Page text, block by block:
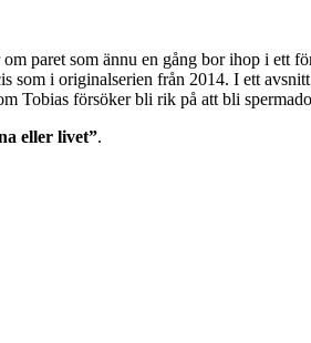
paret som ännu en gång bor ihop i ett
som i originalserien från 2014. I ett
Tobias försöker bli rik på att bli
eller livet”.